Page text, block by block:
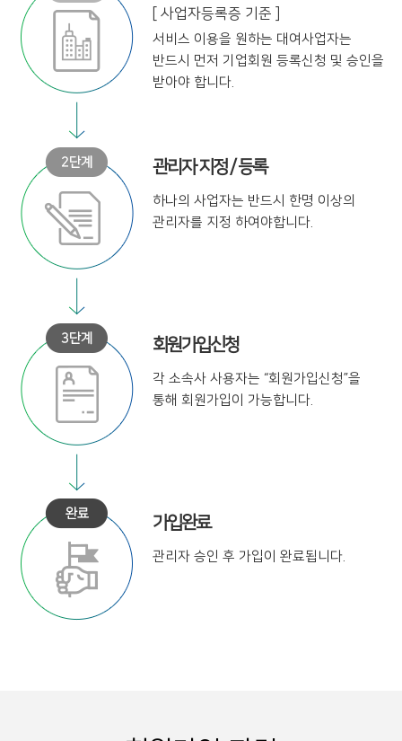
[ 사업자등록증 기준 ]
서비스 이용을 원하는 대여사업자는
반드시 먼저 기업회원 등록신청 및 승인을
받아야 합니다.
관리자 지정 / 등록
하나의 사업자는 반드시 한명 이상의
관리자를 지정 하여야합니다.
회원가입신청
각 소속사 사용자는 “회원가입신청”을
통해 회원가입이 가능합니다.
가입완료
관리자 승인 후 가입이 완료됩니다.